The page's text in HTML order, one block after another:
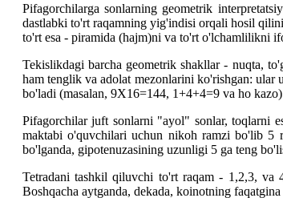
Pifagorchilarga sonlarning geometrik
dastlabki to'rt raqamning yig'indisi orqali hosil
to'rt esa - piramida (hajm)ni va to'rt o'lchamlilikni
Tekislikdagi barcha geometrik shakllar - nuqta,
ham tenglik va adolat mezonlarini ko'rishgan:
bo'ladi (masalan, 9X16=144, 1+4+4=9 va ho
Pifagorchilar juft sonlarni "ayol" sonlar, toqlarni
maktabi o'quvchilari uchun nikoh ramzi bo'lib 5
bo'lganda, gipotenuzasining uzunligi 5 ga teng
Tetradani tashkil qiluvchi to'rt raqam - 1,2,3, va
Boshqacha aytganda, dekada, koinotning